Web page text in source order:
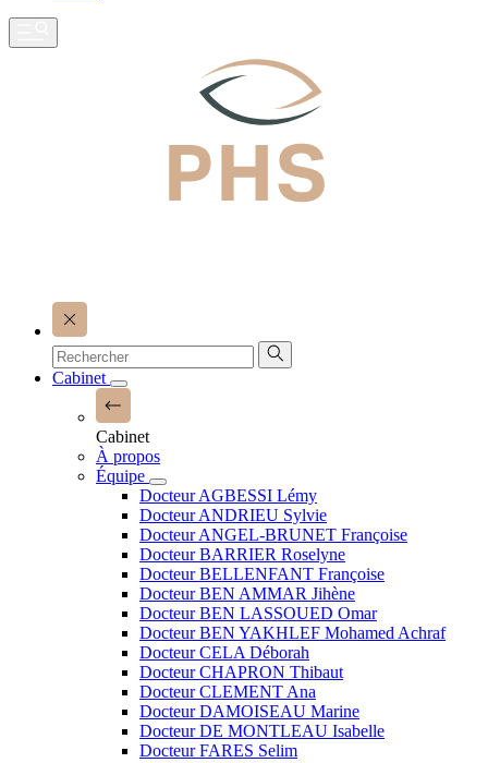
Cabinet
Cabinet
À propos
Équipe
Docteur AGBESSI Lémy
Docteur ANDRIEU Sylvie
Docteur ANGEL-BRUNET Françoise
Docteur BARRIER Roselyne
Docteur BELLENFANT Françoise
Docteur BEN AMMAR Jihène
Docteur BEN LASSOUED Omar
Docteur BEN YAKHLEF Mohamed Achraf
Docteur CELA Déborah
Docteur CHAPRON Thibaut
Docteur CLEMENT Ana
Docteur DAMOISEAU Marine
Docteur DE MONTLEAU Isabelle
Docteur FARES Selim